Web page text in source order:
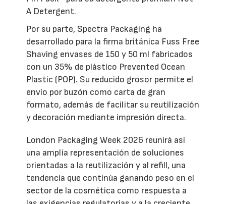
A Detergent.
Por su parte, Spectra Packaging ha
desarrollado para la firma británica Fuss Free
Shaving envases de 150 y 50 ml fabricados
con un 35% de plástico Prevented Ocean
Plastic (POP). Su reducido grosor permite el
envío por buzón como carta de gran
formato, además de facilitar su reutilización
y decoración mediante impresión directa.
London Packaging Week 2026 reunirá así
una amplia representación de soluciones
orientadas a la reutilización y al refill, una
tendencia que continúa ganando peso en el
sector de la cosmética como respuesta a